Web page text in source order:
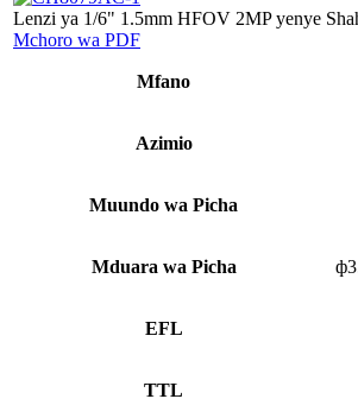
Lenzi ya 1/6" 1.5mm HFOV 2MP yenye
Mchoro wa PDF
Mfano
Azimio
Muundo wa Picha
Mduara wa Picha
EFL
TTL